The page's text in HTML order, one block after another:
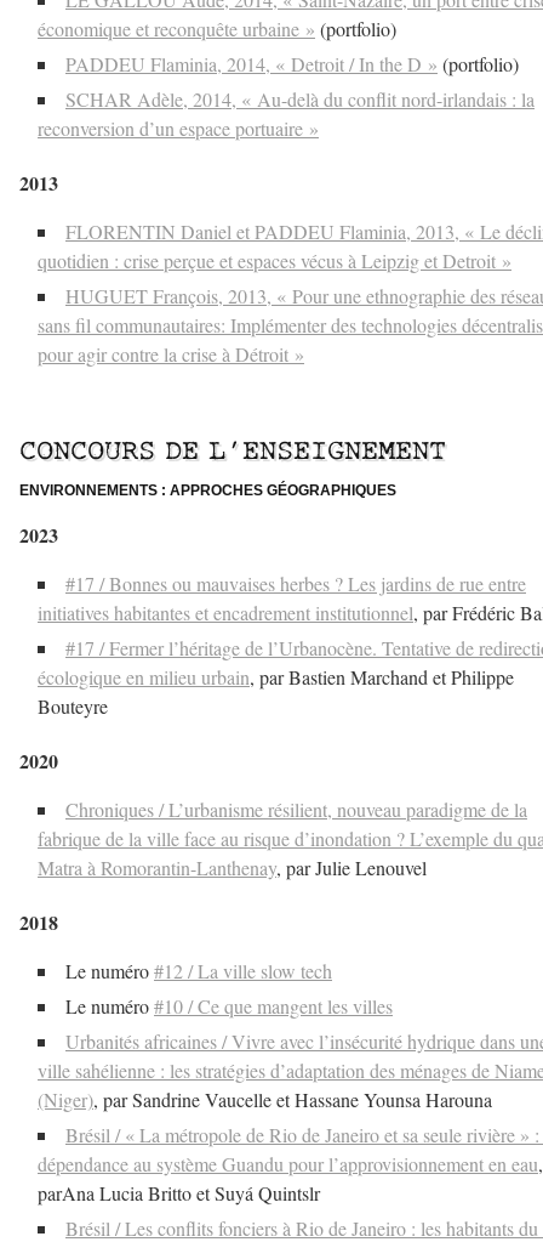
économique et reconquête urbaine » (portfolio)
PADDEU Flaminia, 2014, « Detroit / In the D » (portfolio)
SCHAR Adèle, 2014, « Au-delà du conflit nord-irlandais : la
reconversion d’un espace portuaire »
2013
FLORENTIN Daniel et PADDEU Flaminia, 2013, « Le
quotidien : crise perçue et espaces vécus à Leipzig et Detroit »
HUGUET François, 2013, « Pour une ethnographie des
sans fil communautaires: Implémenter des technologies
pour agir contre la crise à Détroit »
CONCOURS DE L’ENSEIGNEMENT
ENVIRONNEMENTS : APPROCHES GÉOGRAPHIQUES
2023
#17 / Bonnes ou mauvaises herbes ? Les jardins de rue entre
initiatives habitantes et encadrement institutionnel, par Frédéric
#17 / Fermer l’héritage de l’Urbanocène. Tentative de
écologique en milieu urbain, par Bastien Marchand et Philippe
Bouteyre
2020
Chroniques / L’urbanisme résilient, nouveau paradigme de la
fabrique de la ville face au risque d’inondation ? L’exemple du
Matra à Romorantin-Lanthenay, par Julie Lenouvel
2018
Le numéro#12 / La ville slow tech
Le numéro#10 / Ce que mangent les villes
Urbanités africaines / Vivre avec l’insécurité hydrique dans
ville sahélienne : les stratégies d’adaptation des ménages de
(Niger), par Sandrine Vaucelle et Hassane Younsa Harouna
Brésil / « La métropole de Rio de Janeiro et sa seule rivière »
dépendance au système Guandu pour l’approvisionnement en eau,
parAna Lucia Britto et Suyá Quintslr
Brésil / Les conflits fonciers à Rio de Janeiro : les habitants du